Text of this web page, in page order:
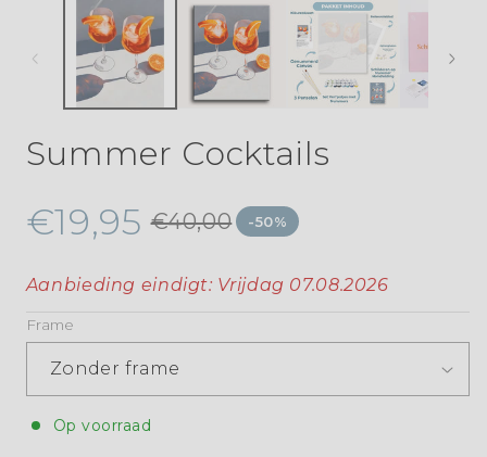
Summer Cocktails
€19,95 €40,00 -50%
Aanbieding eindigt: Vrijdag 07.08.2026
Frame
Op voorraad